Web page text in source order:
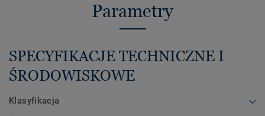
Parametry
SPECYFIKACJE TECHNICZNE I
ŚRODOWISKOWE
Klasyfikacja